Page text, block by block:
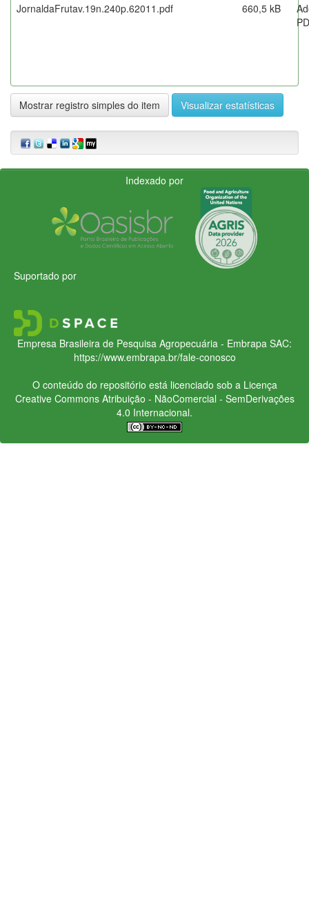
JornaldaFrutav.19n.240p.62011.pdf
660,5 kB
Mostrar registro simples do item Visualizar estatísticas
Indexado por
Suportado por
Empresa Brasileira de Pesquisa Agropecuária - Embrapa SAC:
https://www.embrapa.br/fale-conosco
O conteúdo do repositório está licenciado sob a Licença
Creative CommonsAtribuição - NãoComercial - SemDerivações
4.0 Internacional.